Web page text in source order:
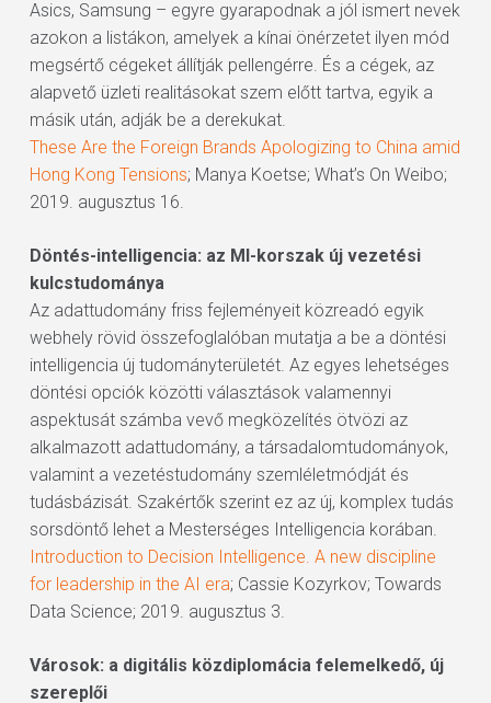
Asics, Samsung – egyre gyarapodnak a jól ismert nevek
azokon a listákon, amelyek a kínai önérzetet ilyen mód
megsértő cégeket állítják pellengérre. És a cégek, az
alapvető üzleti realitásokat szem előtt tartva, egyik a
másik után, adják be a derekukat.
These Are the Foreign Brands Apologizing to China amid
Hong Kong Tensions; Manya Koetse; What’s On Weibo;
2019. augusztus 16.
Döntés-intelligencia: az MI-korszak új vezetési
kulcstudománya
Az adattudomány friss fejleményeit közreadó egyik
webhely rövid összefoglalóban mutatja a be a döntési
intelligencia új tudományterületét. Az egyes lehetséges
döntési opciók közötti választások valamennyi
aspektusát számba vevő megközelítés ötvözi az
alkalmazott adattudomány, a társadalomtudományok,
valamint a vezetéstudomány szemléletmódját és
tudásbázisát. Szakértők szerint ez az új, komplex tudás
sorsdöntő lehet a Mesterséges Intelligencia korában.
Introduction to Decision Intelligence. A new discipline
for leadership in the AI era; Cassie Kozyrkov; Towards
Data Science; 2019. augusztus 3.
Városok: a digitális közdiplomácia felemelkedő, új
szereplői